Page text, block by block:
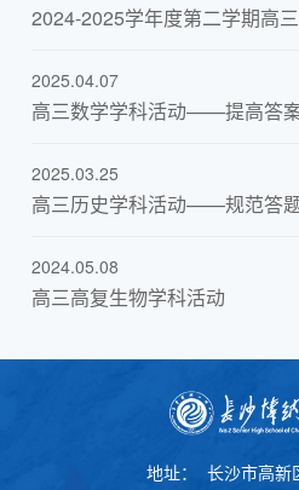
​2024-2025学年度第二学期高
2025.04.07
高三数学学科活动——提高答
2025.03.25
高三历史学科活动——规范答
2024.05.08
高三高复生物学科活动
地址：
长沙市高新